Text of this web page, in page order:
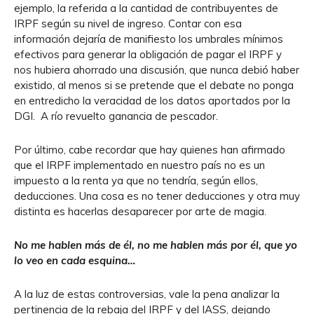
ejemplo, la referida a la cantidad de contribuyentes de
IRPF según su nivel de ingreso. Contar con esa
información dejaría de manifiesto los umbrales mínimos
efectivos para generar la obligación de pagar el IRPF y
nos hubiera ahorrado una discusión, que nunca debió haber
existido, al menos si se pretende que el debate no ponga
en entredicho la veracidad de los datos aportados por la
DGI. A río revuelto ganancia de pescador.
Por último, cabe recordar que hay quienes han afirmado
que el IRPF implementado en nuestro país no es un
impuesto a la renta ya que no tendría, según ellos,
deducciones. Una cosa es no tener deducciones y otra muy
distinta es hacerlas desaparecer por arte de magia.
No me hablen más de él, no me hablen más por él, que yo
lo veo en cada esquina…
A la luz de estas controversias, vale la pena analizar la
pertinencia de la rebaja del IRPF y del IASS, dejando